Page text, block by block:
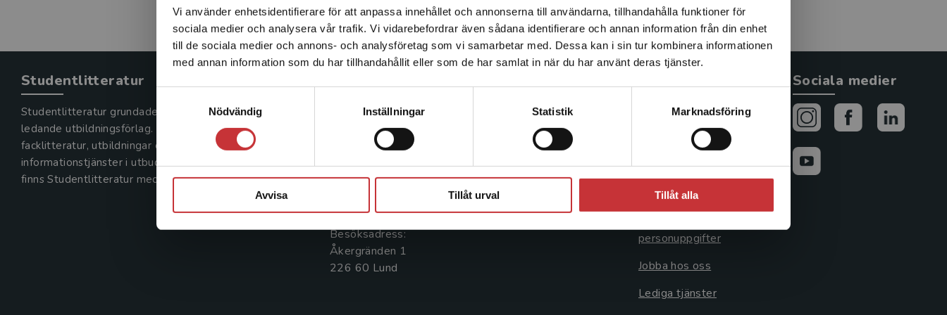
Vi använder enhetsidentifierare för att anpassa innehållet och annonserna till användarna, tillhandahålla funktioner för
sociala medier och analysera vår trafik. Vi vidarebefordrar även sådana identifierare och annan information från din enhet
till de sociala medier och annons- och analysföretag som vi samarbetar med. Dessa kan i sin tur kombinera informationen
med annan information som du har tillhandahållit eller som de har samlat in när du har använt deras tjänster.
Nödvändig
Inställningar Statistik Marknadsföring
Avvisa Tillåt urval Tillåt alla
Det verkar som att du besöker studentlitteratur.se via en
enhet utanför Sverige. Vi erbjuder inte leveranser utanför
Sverige. För att kunna slutföra ett köp måste
leveransadressen vara i Sverige.Läs mer
Studentlitteratur
Studentlitteratur grundades 1963 och är idag Sveriges
ledande utbildningsförlag. Med läromedel, kurslitteratur,
facklitteratur, utbildningar och digitala
informationstjänster i utbudet,
finns Studentlitteratur med längs hela kunskapsresan.
Kontakta oss
046-31 20 00
Postadress:
Box 141
Besöksadress:
Åkergränden 1
Kontakta kundservice
046-31 21 00
Frågor och svar
Köpvillkor
Om oss
Avtal och rättigheter
Cookies
Cookieinställningar
personuppgifter
Jobba hos oss
Lediga tjänster
Sociala medier